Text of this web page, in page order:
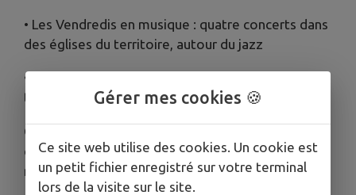
• Les Vendredis en musique : quatre concerts dans
des églises du territoire, autour du jazz
• Ciné plein air : projections en extérieur dès la
tombée de la nuit
Où ? Dans plusieurs communes de la Communauté
de communes, en partenariat avec les équipes
municipales et les acteurs culturels locaux.
Gérer mes cookies 🍪
Ce site web utilise des cookies. Un cookie est
un petit fichier enregistré sur votre terminal
lors de la visite sur le site.